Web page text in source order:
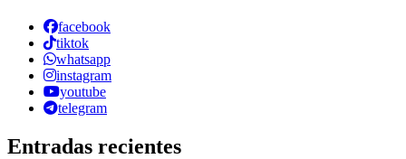
facebook
tiktok
whatsapp
instagram
youtube
telegram
Entradas recientes